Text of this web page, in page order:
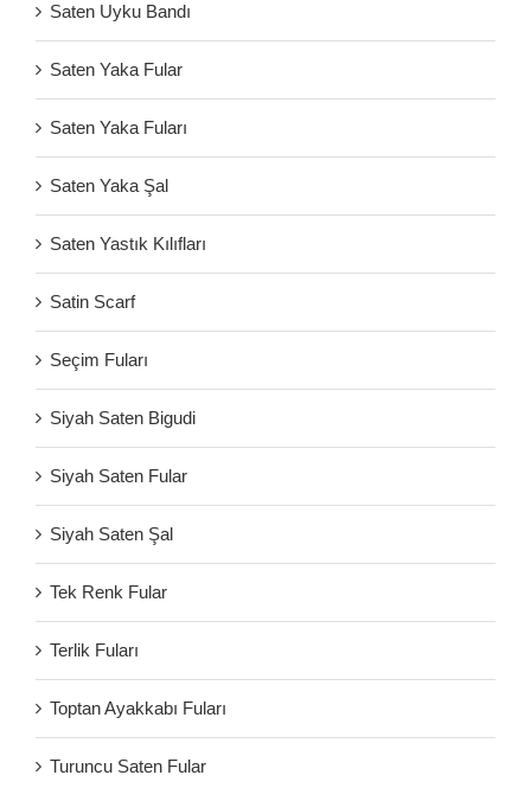
Saten Uyku Bandı
Saten Yaka Fular
Saten Yaka Fuları
Saten Yaka Şal
Saten Yastık Kılıfları
Satin Scarf
Seçim Fuları
Siyah Saten Bigudi
Siyah Saten Fular
Siyah Saten Şal
Tek Renk Fular
Terlik Fuları
Toptan Ayakkabı Fuları
Turuncu Saten Fular